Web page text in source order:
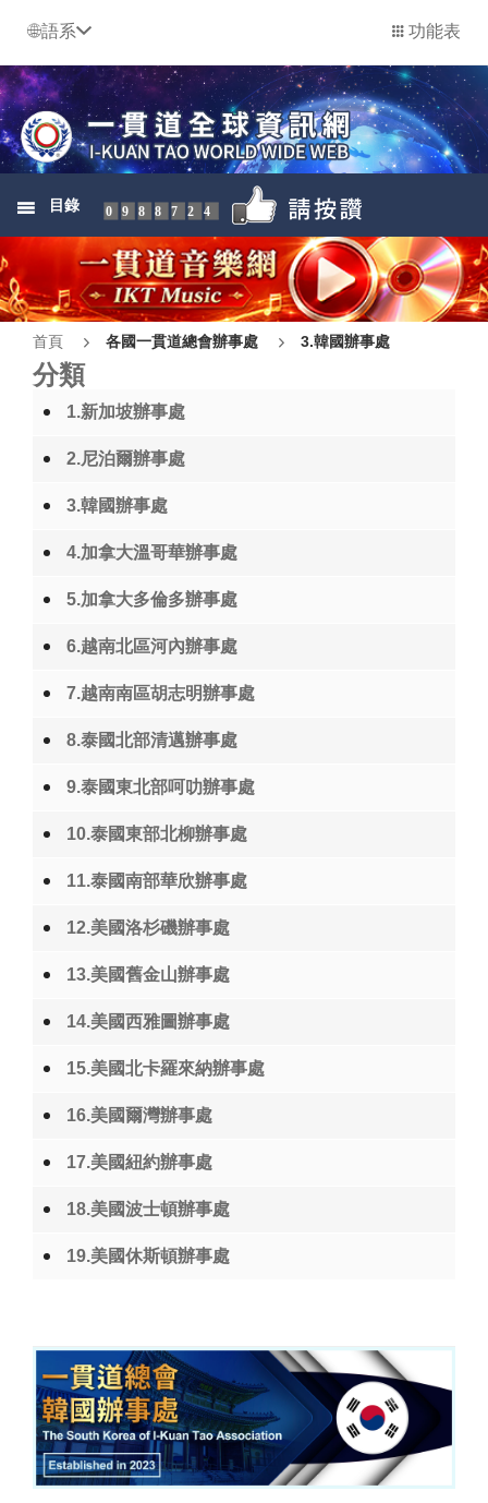
語系 功能表
目錄 0988724
首頁 各國一貫道總會辦事處 3.韓國辦事處
分類
1.新加坡辦事處
2.尼泊爾辦事處
3.韓國辦事處
4.加拿大溫哥華辦事處
5.加拿大多倫多辦事處
6.越南北區河內辦事處
7.越南南區胡志明辦事處
8.泰國北部清邁辦事處
9.泰國東北部呵叻辦事處
10.泰國東部北柳辦事處
11.泰國南部華欣辦事處
12.美國洛杉磯辦事處
13.美國舊金山辦事處
14.美國西雅圖辦事處
15.美國北卡羅來納辦事處
16.美國爾灣辦事處
17.美國紐約辦事處
18.美國波士頓辦事處
19.美國休斯頓辦事處